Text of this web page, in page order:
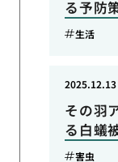
る予防
生活
その羽
る白蟻
2025.12.13
害虫